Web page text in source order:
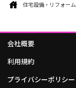
住宅設備・リフォーム
会社概要
利用規約
プライバシーポリシー